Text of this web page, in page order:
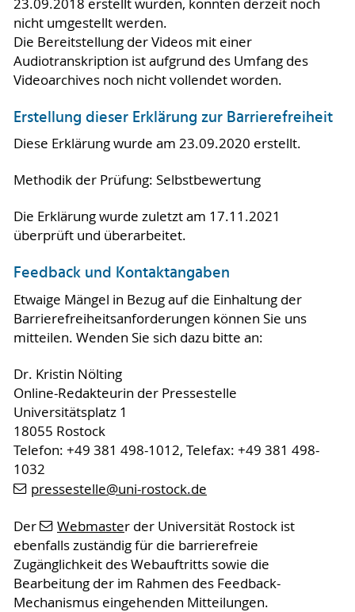
23.09.2018 erstellt wurden, konnten derzeit noch
nicht umgestellt werden.
Die Bereitstellung der Videos mit einer
Audiotranskription ist aufgrund des Umfang des
Videoarchives noch nicht vollendet worden.
Erstellung dieser Erklärung zur Barrierefreiheit
Diese Erklärung wurde am 23.09.2020 erstellt.
Methodik der Prüfung: Selbstbewertung
Die Erklärung wurde zuletzt am 17.11.2021
überprüft und überarbeitet.
Feedback und Kontaktangaben
Etwaige Mängel in Bezug auf die Einhaltung der
Barrierefreiheitsanforderungen können Sie uns
mitteilen. Wenden Sie sich dazu bitte an:
Dr. Kristin Nölting
Online-Redakteurin der Pressestelle
Universitätsplatz 1
18055 Rostock
Telefon: +49 381 498-1012, Telefax: +49 381 498-
1032
pressestelle@uni-rostock.de
Der Webmaster der Universität Rostock ist
ebenfalls zuständig für die barrierefreie
Zugänglichkeit des Webauftritts sowie die
Bearbeitung der im Rahmen des Feedback-
Mechanismus eingehenden Mitteilungen.